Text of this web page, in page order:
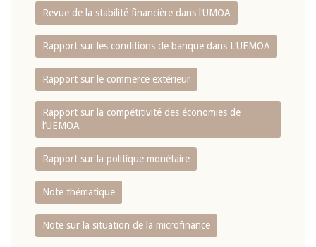
Revue de la stabilité financière dans l‘UMOA
Rapport sur les conditions de banque dans L‘UEMOA
Rapport sur le commerce extérieur
Rapport sur la compétitivité des économies de
l‘UEMOA
Rapport sur la politique monétaire
Note thématique
Note sur la situation de la microfinance